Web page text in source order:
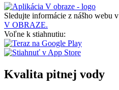
Sledujte informácie z nášho webu v
V OBRAZE.
Voľne k stiahnutiu:
Kvalita pitnej vody